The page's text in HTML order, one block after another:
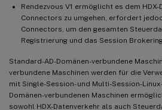
Rendezvous V1 ermöglicht es dem
Connectors zu umgehen, erfordert
Connectors, um den gesamten
Registrierung und das Session
Standard-AD-Domänen-verbundene
verbundene Maschinen werden für die
mit Single-Session- und Multi-Session-
Domänen-verbundenen Maschinen
sowohl HDX-Datenverkehr als auch